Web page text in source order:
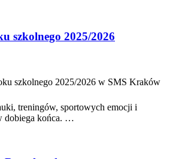
szkolnego 2025/2026
szkolnego 2025/2026 w SMS Kraków
treningów, sportowych emocji i
dobiega końca. …